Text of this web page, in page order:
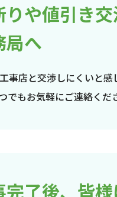
りや値引き
局へ
事店と交渉しにくいと
でもお気軽にご連絡くだ
完了後、皆